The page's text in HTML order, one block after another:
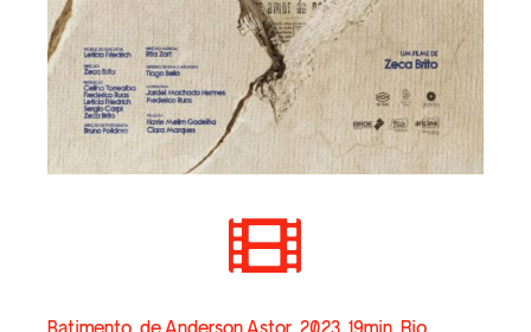

Batimento, de Anderson Astor, 2023, 19min, Rio